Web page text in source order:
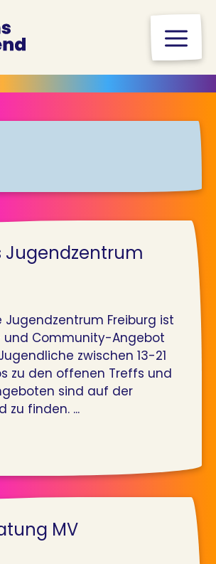
Jugendzentrum
Jugendzentrum Freiburg ist
und Community-Angebot
zwischen 13-21
zu den offenen Treffs und
sind auf der
zu finden. ...
MV